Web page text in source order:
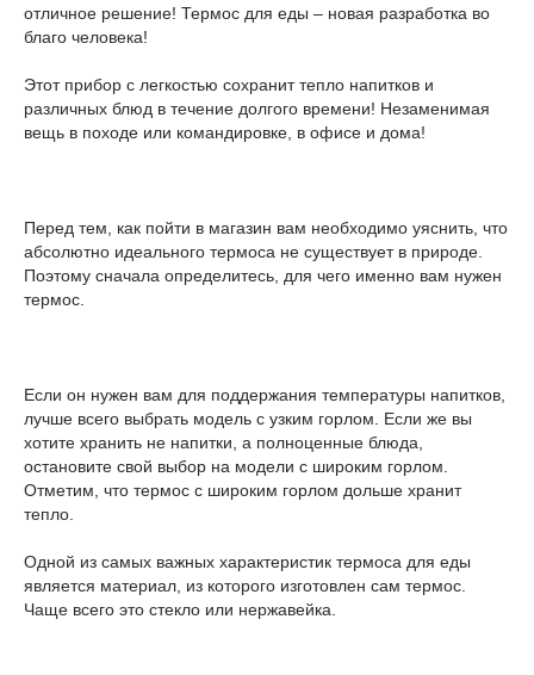
отличное решение! Термос для еды – новая разработка во
благо человека!
Этот прибор с легкостью сохранит тепло напитков и
различных блюд в течение долгого времени! Незаменимая
вещь в походе или командировке, в офисе и дома!
Перед тем, как пойти в магазин вам необходимо уяснить, что
абсолютно идеального термоса не существует в природе.
Поэтому сначала определитесь, для чего именно вам нужен
термос.
Если он нужен вам для поддержания температуры напитков,
лучше всего выбрать модель с узким горлом. Если же вы
хотите хранить не напитки, а полноценные блюда,
остановите свой выбор на модели с широким горлом.
Отметим, что термос с широким горлом дольше хранит
тепло.
Одной из самых важных характеристик термоса для еды
является материал, из которого изготовлен сам термос.
Чаще всего это стекло или нержавейка.